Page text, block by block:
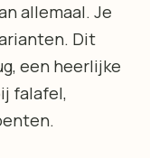
allemaal. Je
Dit
een heerlijke
falafel,